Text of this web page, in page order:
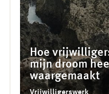
Hoe
mijn droom
waargemaakt
Vrijwilligerswerk